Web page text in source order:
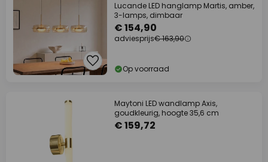
Lucande LED hanglamp Martis, amber,
3-lamps, dimbaar
€ 154,90
adviesprijs€ 163,90
Op voorraad
Maytoni LED wandlamp Axis,
goudkleurig, hoogte 35,6 cm
€ 159,72